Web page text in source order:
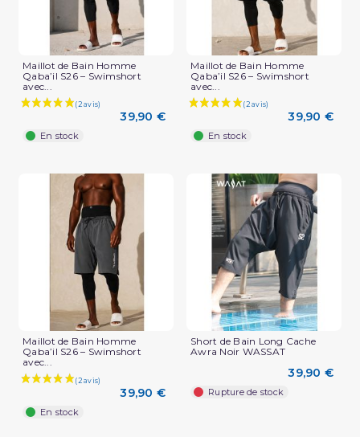
Maillot de Bain Homme
Qaba’il S26 – Swimshort
avec...
39,90 €
En stock
Maillot de Bain Homme
Qaba’il S26 – Swimshort
avec...
39,90 €
En stock
Maillot de Bain Homme
Qaba’il S26 – Swimshort
avec...
39,90 €
En stock
Short de Bain Long Cache
Awra Noir WASSAT
39,90 €
Rupture de stock